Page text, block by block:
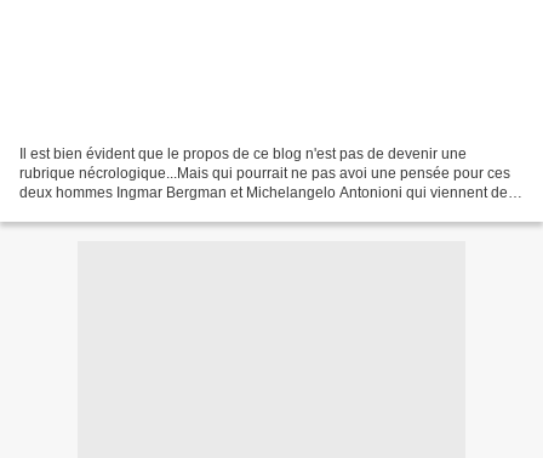
Il est bien évident que le propos de ce blog n'est pas de devenir une
rubrique nécrologique...Mais qui pourrait ne pas avoi une pensée pour ces
deux hommes Ingmar Bergman et Michelangelo Antonioni qui viennent de